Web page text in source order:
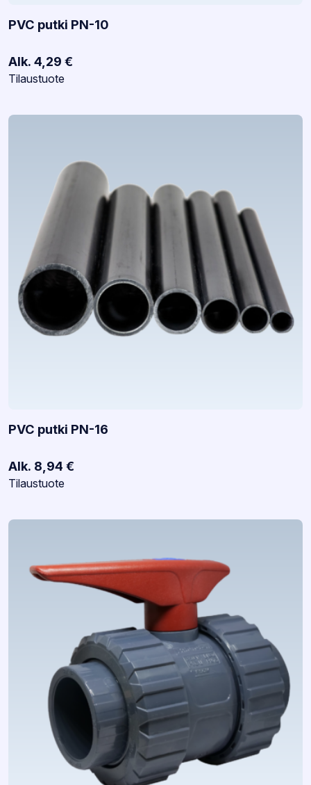
PVC putki PN-10
Alk. 4,29 €
Varastotilanne:
Tilaustuote
PVC putki PN-16
Alk. 8,94 €
Varastotilanne:
Tilaustuote